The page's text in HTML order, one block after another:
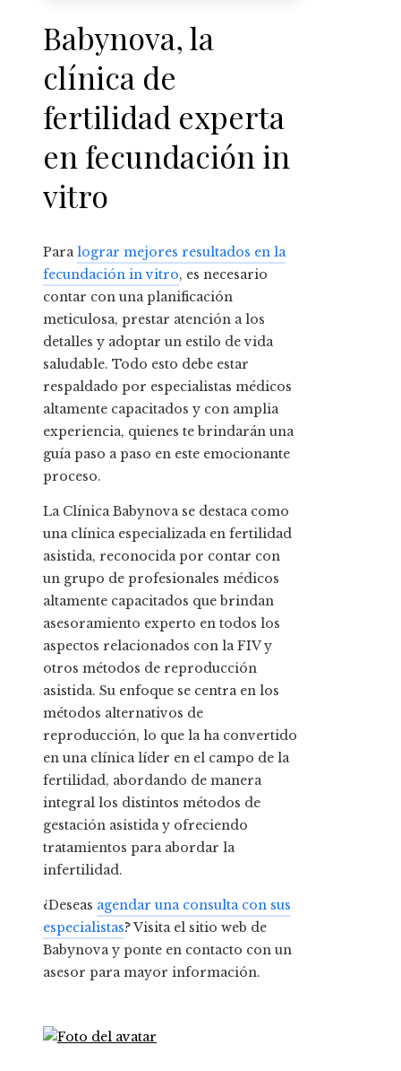
Babynova, la
clínica de
fertilidad experta
en fecundación in
vitro
Paralograr mejores resultados en la
fecundación in vitro, es necesario
contar con una planificación
meticulosa, prestar atención a los
detalles y adoptar un estilo de vida
saludable. Todo esto debe estar
respaldado por especialistas médicos
altamente capacitados y con amplia
experiencia, quienes te brindarán una
guía paso a paso en este emocionante
proceso.
La Clínica Babynova se destaca como
una clínica especializada en fertilidad
asistida, reconocida por contar con
un grupo de profesionales médicos
altamente capacitados que brindan
asesoramiento experto en todos los
aspectos relacionados con la FIV y
otros métodos de reproducción
asistida. Su enfoque se centra en los
métodos alternativos de
reproducción, lo que la ha convertido
en una clínica líder en el campo de la
fertilidad, abordando de manera
integral los distintos métodos de
gestación asistida y ofreciendo
tratamientos para abordar la
infertilidad.
¿Deseas agendar una consulta con sus
especialistas? Visita el sitio web de
Babynova y ponte en contacto con un
asesor para mayor información.